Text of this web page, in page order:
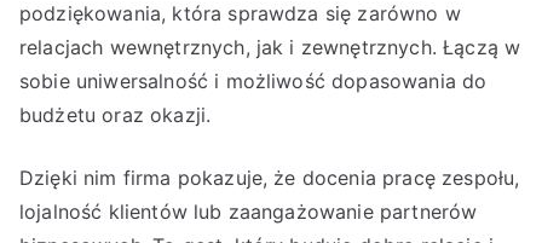
podziękowania, która sprawdza się zarówno w
relacjach wewnętrznych, jak i zewnętrznych. Łączą w
sobie uniwersalność i możliwość dopasowania do
budżetu oraz okazji.
Dzięki nim firma pokazuje, że docenia pracę zespołu,
lojalność klientów lub zaangażowanie partnerów